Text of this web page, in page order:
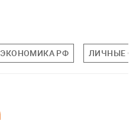
ЭКОНОМИКА РФ ЛИЧНЫЕ